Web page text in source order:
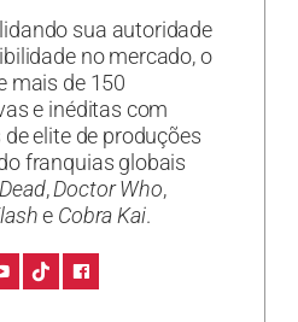
sua autoridade
no mercado, o
mais de 150
e inéditas com
elite de produções
franquias globais
,Doctor Who,
e Cobra Kai.